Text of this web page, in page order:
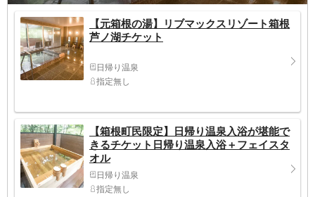
【元箱根の湯】リブマックスリゾート箱根
芦ノ湖チケット
日帰り温泉
指定無し
【箱根町民限定】日帰り温泉入浴が堪能で
きるチケット日帰り温泉入浴＋フェイスタ
オル
日帰り温泉
指定無し